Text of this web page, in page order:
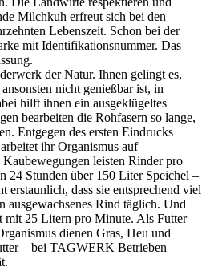
Milchkuh erfreut sich bei den
Lebenszeit. Schon bei der
mit Identifikationsnummer. Das
der Natur. Ihnen gelingt es,
nicht genießbar ist, in
hilft ihnen ein ausgeklügeltes
bearbeiten die Rohfasern so lange,
Entgegen des ersten Eindrucks
ihr Organismus auf
leisten Rinder pro
24 Stunden über 150 Liter Speichel –
erstaunlich, dass sie entsprechend viel
ausgewachsenes Rind täglich. Und
mit 25 Litern pro Minute. Als Futter
dienen Gras, Heu und
– bei TAGWERK Betrieben